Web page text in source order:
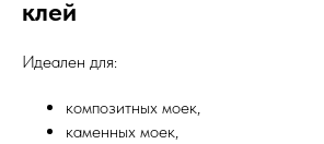
клей
Идеален для:
композитных моек,
каменных моек,